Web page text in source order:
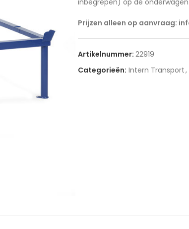
inbegrepen) op de
Prijzen alleen op aanvraag:
Artikelnummer: 22919
Categorieën: Intern Transport,